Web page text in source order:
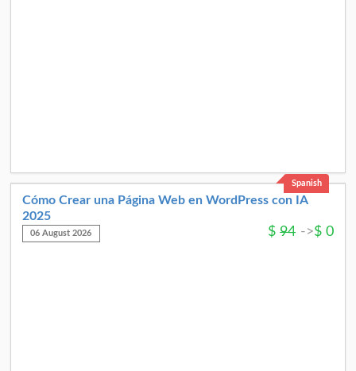
Spanish
Cómo Crear una Página Web en WordPress con IA
2025
06 August 2026 $ 94 ->$ 0